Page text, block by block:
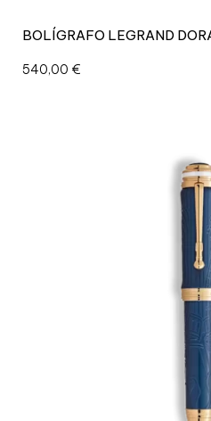
BOLÍGRAFO LEGRAND
540,00 €